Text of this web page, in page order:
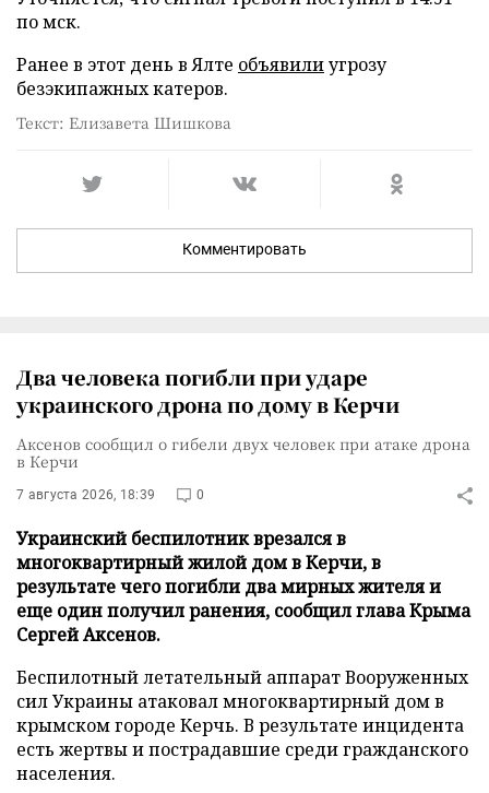
по мск.
Ранее в этот день в Ялте объявилиугрозу
безэкипажных катеров.
Текст: Елизавета Шишкова
Комментировать
Два человека погибли при ударе
украинского дрона по дому в Керчи
Аксенов сообщил о гибели двух человек при атаке дрона
в Керчи
7 августа 2026, 18:39 0
Украинский беспилотник врезался в
многоквартирный жилой дом в Керчи, в
результате чего погибли два мирных жителя и
еще один получил ранения, сообщил глава Крыма
Сергей Аксенов.
Беспилотный летательный аппарат Вооруженных
сил Украины атаковал многоквартирный дом в
крымском городе Керчь. В результате инцидента
есть жертвы и пострадавшие среди гражданского
населения.